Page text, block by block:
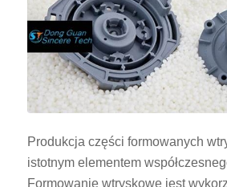
Produkcja części formowanych
istotnym elementem
Formowanie wtryskowe jest